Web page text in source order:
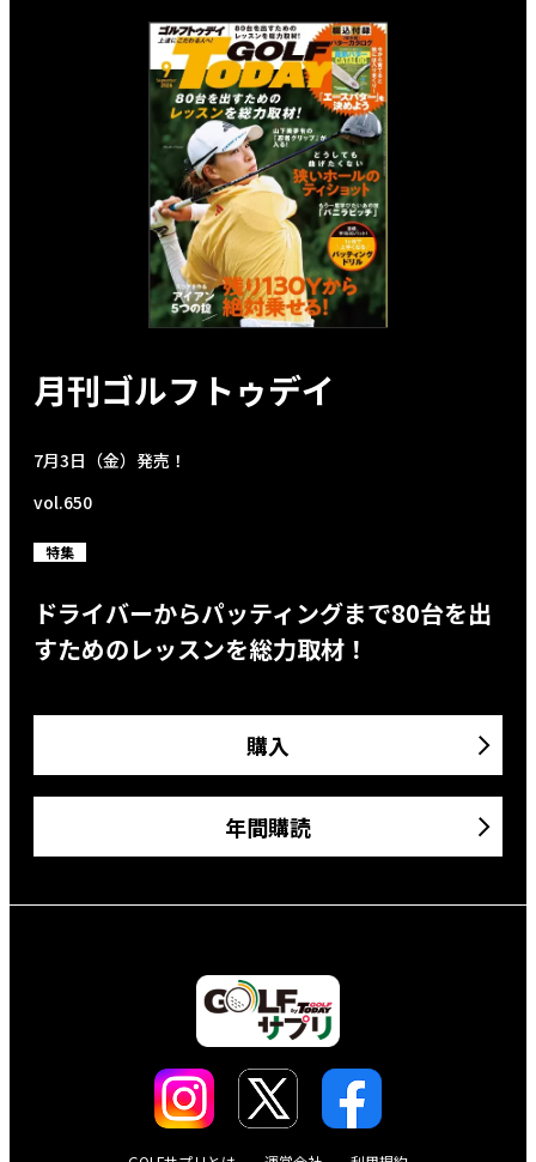
月刊ゴルフトゥデイ
7月3日（金）発売！
vol.650
特集
ドライバーからパッティングまで80台を出
すためのレッスンを総力取材！
購入
年間購読